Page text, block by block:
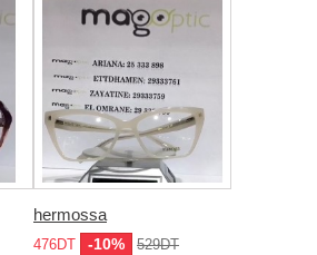
hermossa
476DT -10% 529DT